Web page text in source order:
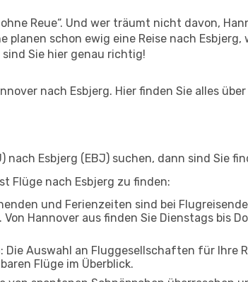
Reue“. Und wer träumt nicht davon,
planen schon ewig eine Reise nach
Sie hier genau richtig!
nach Esbjerg. Hier finden Sie alles
Esbjerg (EBJ) suchen, dann sind Sie
Flüge nach Esbjerg zu finden:
und Ferienzeiten sind bei
Hannover aus finden Sie Dienstags bis
: Die Auswahl an Fluggesellschaften für Ihre
Flüge im Überblick.